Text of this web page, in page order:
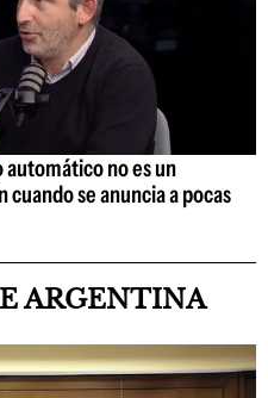
automático no es un
se anuncia a pocas
ARGENTINA